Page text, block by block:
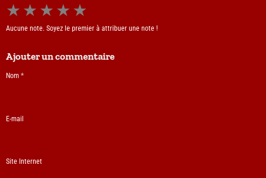
★ ★ ★ ★ ★
Aucune note. Soyez le premier à attribuer une note !
Ajouter un commentaire
Nom
E-mail
Site Internet